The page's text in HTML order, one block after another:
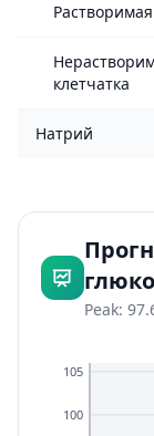
клетчатка
Натрий
Peak:
100
105